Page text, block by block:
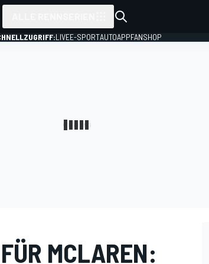
LIVEE-SPORTAUTOAPPFANSHOP
MCLAREN: